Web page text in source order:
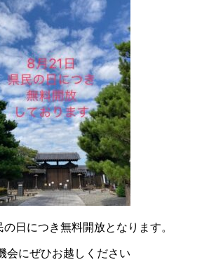
日につき無料開放となります。
会にぜひお越しください